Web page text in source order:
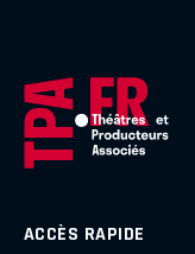
ACCÈS RAPIDE